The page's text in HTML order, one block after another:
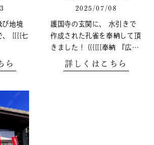
び地境
、 [[[{七
ら
2025/07/08
護国寺の玄関に、 水引きで
作成された孔雀を奉納して頂
きました！ {{{[[[奉納 『広…
詳しくはこちら